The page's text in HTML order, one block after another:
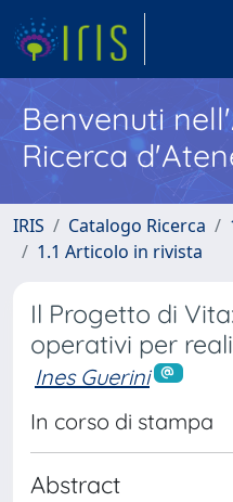
Benvenuti
Ricerca
IRIS Catalogo Ricerca
1.1 Articolo in rivista
Il Progetto di
operativi per
Ines Guerini
In corso di stampa
Abstract